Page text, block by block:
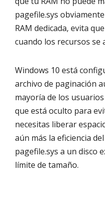
pagefile.sys
RAM dedicada, evita
cuando los recursos se
Windows 10 está
archivo de paginación
mayoría de los
que está oculto para
necesitas liberar
aún más la eficiencia
pagefile.sys a un disco
límite de tamaño.